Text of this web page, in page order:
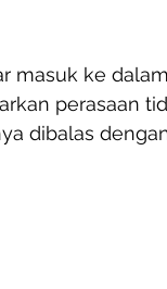
masuk ke
perasaan
dibalas